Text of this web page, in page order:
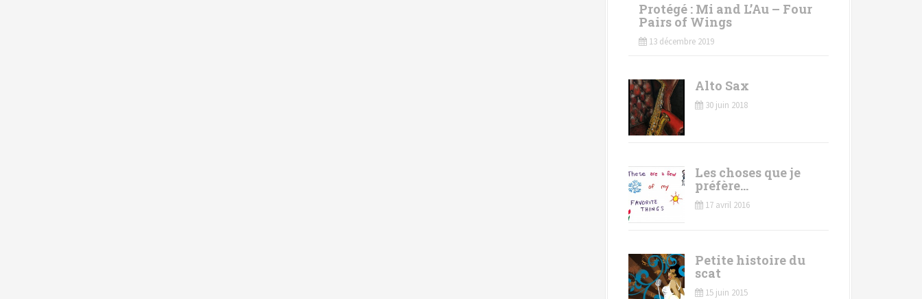
Protégé : Mi and L’Au – Four
Pairs of Wings
13 décembre 2019
Alto Sax
30 juin 2018
Les choses que je
préfère…
17 avril 2016
Petite histoire du
scat
15 juin 2015